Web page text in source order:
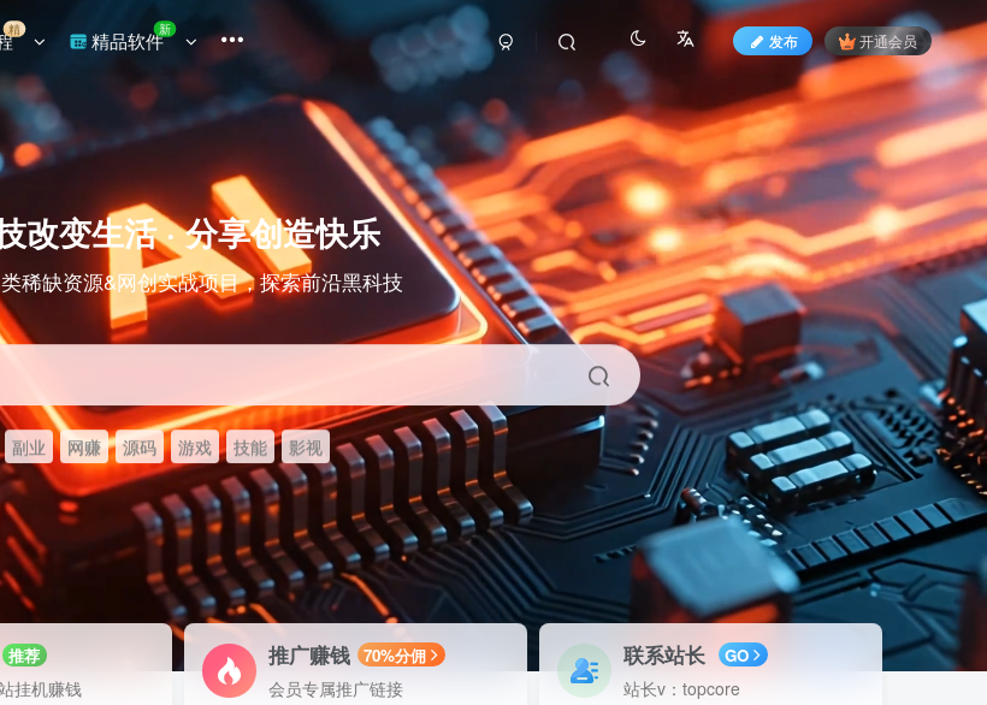
精 精品软件新
发布 开通会员
改变生活 · 分享创造快乐
稀缺资源&网创实战项目，探索前沿黑科技
副业 网赚 源码 游戏 技能 影视
推荐
挂机赚钱
推广赚钱 70%分佣
会员专属推广链接
联系站长 GO
站长v：topcore